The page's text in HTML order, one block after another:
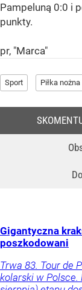
Pampeluną 0:0 i
punkty.
pr, "Marca"
Sport Piłka nożna
Gigantyczna
poszkodowani
Trwa 83. Tour de
kolarski w Polsce.